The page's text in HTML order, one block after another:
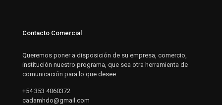
Contacto Comercial
Queremos poner a disposición de su empresa, comercio,
institución nuestro programa, que sea otra herramienta de
comunicación para lo que desee.
+54 353 4060372
cadamhdo@gmail.com